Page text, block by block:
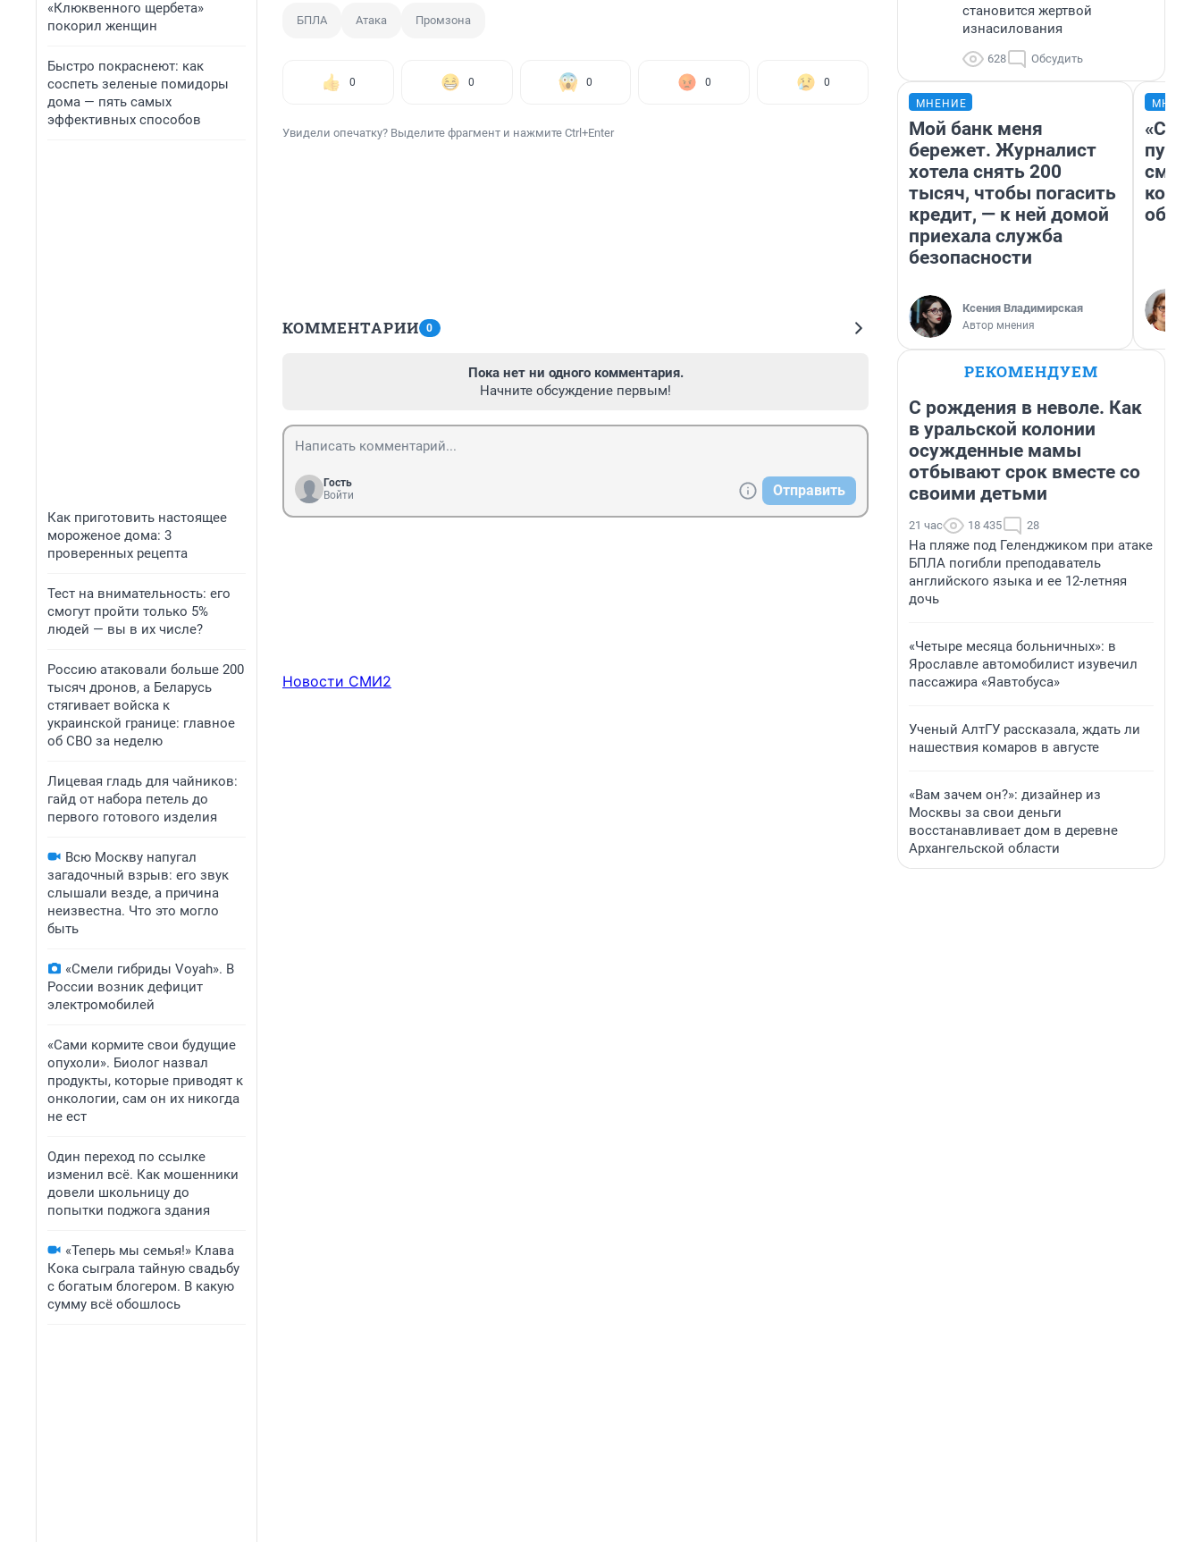
«Клюквенного щербета»
покорил женщин
Быстро покраснеют: как
соспеть зеленые помидоры
дома — пять самых
эффективных способов
Как приготовить настоящее
мороженое дома: 3
проверенных рецепта
Тест на внимательность: его
смогут пройти только 5%
людей — вы в их числе?
Россию атаковали больше 200
тысяч дронов, а Беларусь
стягивает войска к
украинской границе: главное
об СВО за неделю
Лицевая гладь для чайников:
гайд от набора петель до
первого готового изделия
Всю Москву напугал
загадочный взрыв: его звук
слышали везде, а причина
неизвестна. Что это могло
быть
«Смели гибриды Voyah». В
России возник дефицит
электромобилей
«Сами кормите свои будущие
опухоли». Биолог назвал
продукты, которые приводят к
онкологии, сам он их никогда
не ест
Один переход по ссылке
изменил всё. Как мошенники
довели школьницу до
попытки поджога здания
«Теперь мы семья!» Клава
Кока сыграла тайную свадьбу
с богатым блогером. В какую
сумму всё обошлось
БПЛА Атака Промзона
0 0 0 0 0
Увидели опечатку? Выделите фрагмент и нажмите Ctrl+Enter
КОММЕНТАРИИ 0
Пока нет ни одного комментария.
Начните обсуждение первым!
Гость
Войти
Отправить
Новости СМИ2
становится жертвой
изнасилования
628 Обсудить
МНЕНИЕ
Мой банк меня
бережет. Журналист
хотела снять 200
тысяч, чтобы погасить
кредит, — к ней домой
приехала служба
безопасности
Ксения Владимирская
Автор мнения
РЕКОМЕНДУЕМ
С рождения в неволе. Как
в уральской колонии
осужденные мамы
отбывают срок вместе со
своими детьми
21 час 18 435 28
На пляже под Геленджиком при атаке
БПЛА погибли преподаватель
английского языка и ее 12-летняя
дочь
«Четыре месяца больничных»: в
Ярославле автомобилист изувечил
пассажира «Яавтобуса»
Ученый АлтГУ рассказала, ждать ли
нашествия комаров в августе
«Вам зачем он?»: дизайнер из
Москвы за свои деньги
восстанавливает дом в деревне
Архангельской области